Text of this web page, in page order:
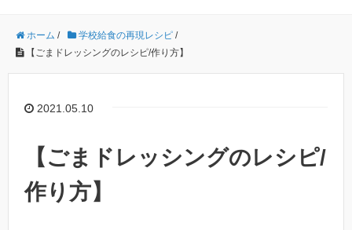
ホーム / 学校給食の再現レシピ /
【ごまドレッシングのレシピ/作り方】
2021.05.10
【ごまドレッシングのレシピ/
作り方】